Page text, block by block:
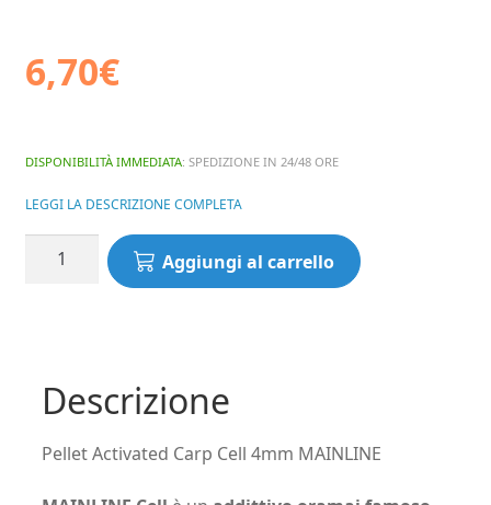
6,70€
DISPONIBILITÀ IMMEDIATA: SPEDIZIONE IN 24/48 ORE
LEGGI LA DESCRIZIONE COMPLETA
Pellet
MAINLINE
(1kg)
Aggiungi al carrello
Descrizione
Pellet Activated Carp Cell 4mm MAINLINE